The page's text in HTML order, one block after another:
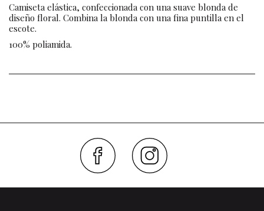
Camiseta elástica, confeccionada con una suave blonda de
diseño floral. Combina la blonda con una fina puntilla en el
escote.
100% poliamida.